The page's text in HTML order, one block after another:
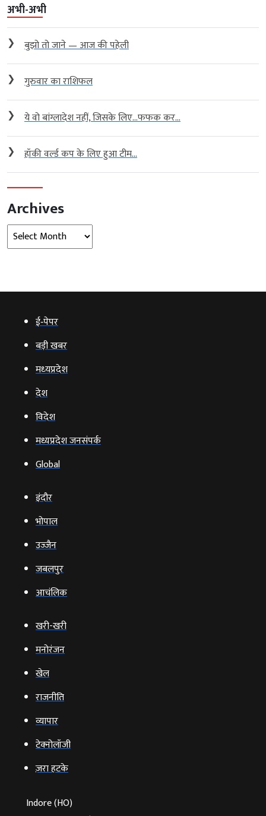
अभी-अभी
❯ बुझो तो जाने — आज की पहेली
❯ गुरुवार का राशिफल
❯ ये वो बांग्लादेश नहीं, जिसके लिए…फफक कर...
❯ हॉकी वर्ल्ड कप के लिए हुआ टीम...
Archives
Archives
ई‑पेपर
बड़ी खबर
मध्‍यप्रदेश
देश
विदेश
मध्यप्रदेश जनसंपर्क
Global
इंदौर
भोपाल
उज्‍जैन
जबलपुर
आचंलिक
खरी-खरी
मनोरंजन
खेल
राजनीति
व्‍यापार
टेक्‍नोलॉजी
ज़रा हटके
Indore (HO)